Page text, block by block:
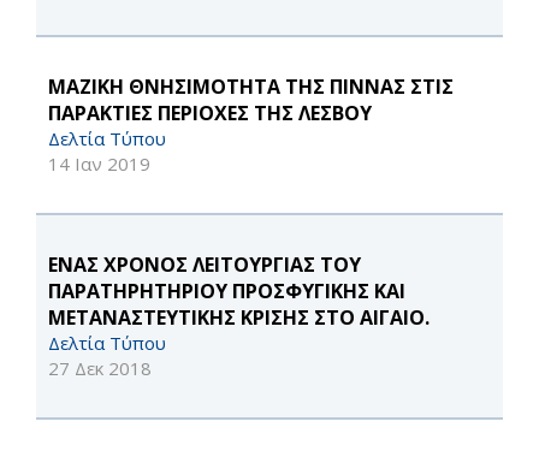
MΑΖΙΚΗ ΘΝΗΣΙΜΟΤΗΤΑ ΤΗΣ ΠΙΝΝΑΣ ΣΤΙΣ
ΠΑΡΑΚΤΙΕΣ ΠΕΡΙΟΧΕΣ ΤΗΣ ΛΕΣΒΟΥ
Δελτία Τύπου
14 Ιαν 2019
ΕΝΑΣ ΧΡΟΝΟΣ ΛΕΙΤΟΥΡΓΙΑΣ ΤΟΥ
ΠΑΡΑΤΗΡΗΤΗΡΙΟΥ ΠΡΟΣΦΥΓΙΚΗΣ ΚΑΙ
ΜΕΤΑΝΑΣΤΕΥΤΙΚΗΣ ΚΡΙΣΗΣ ΣΤΟ ΑΙΓΑΙΟ.
Δελτία Τύπου
27 Δεκ 2018